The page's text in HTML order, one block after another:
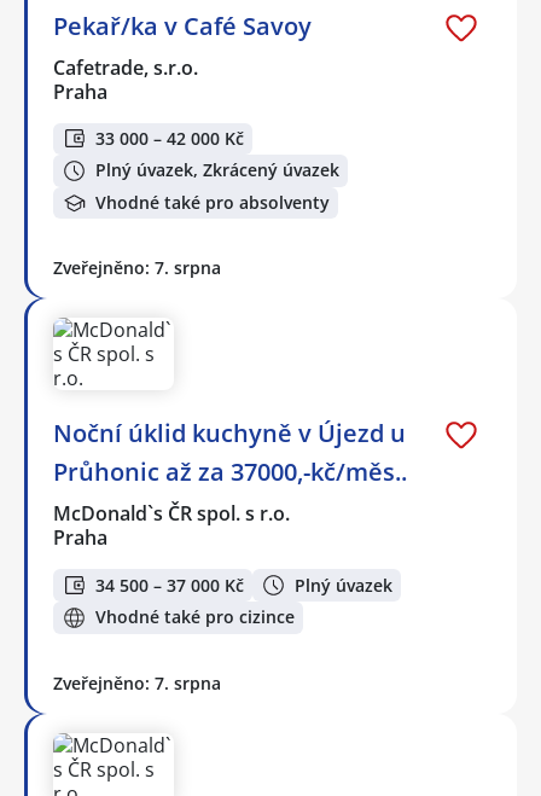
Pekař/ka v Café Savoy
Cafetrade, s.r.o.
Praha
33 000 – 42 000 Kč
Plný úvazek, Zkrácený úvazek
Vhodné také pro absolventy
Zveřejněno: 7. srpna
Noční úklid kuchyně v Újezd u
Průhonic až za 37000,-kč/měs..
McDonald`s ČR spol. s r.o.
Praha
34 500 – 37 000 Kč
Plný úvazek
Vhodné také pro cizince
Zveřejněno: 7. srpna